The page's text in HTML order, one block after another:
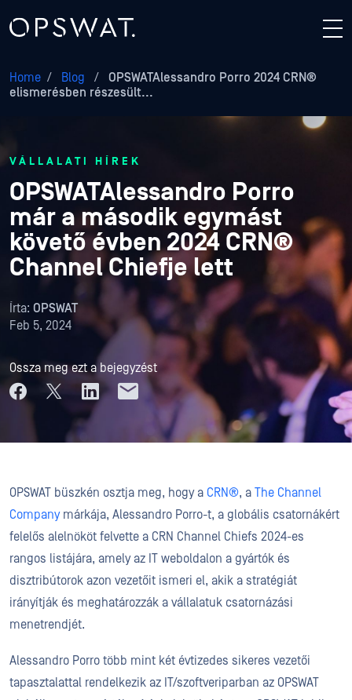
Home / Blog /
OPSWATAlessandro Porro 2024 CRN®
elismerésben részesült...
VÁLLALATI HÍREK
OPSWATAlessandro Porro
már a második egymást
követő évben 2024 CRN®
Channel Chiefje lett
Írta: OPSWAT
Feb 5, 2024
Ossza meg ezt a bejegyzést
OPSWAT büszkén osztja meg, hogy a CRN®, a The Channel
Companymárkája, Alessandro Porro-t, a globális csatornákért
felelős alelnököt felvette a CRN Channel Chiefs 2024-es
rangos listájára, amely az IT weboldalon a gyártók és
disztribútorok azon vezetőit ismeri el, akik a stratégiát
irányítják és meghatározzák a vállalatuk csatornázási
menetrendjét.
Alessandro Porro több mint két évtizedes sikeres vezetői
tapasztalattal rendelkezik az IT/szoftveriparban az OPSWAT